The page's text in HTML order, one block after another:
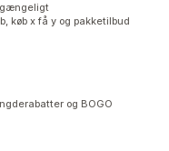
køb x få y og pakketilbud
og BOGO